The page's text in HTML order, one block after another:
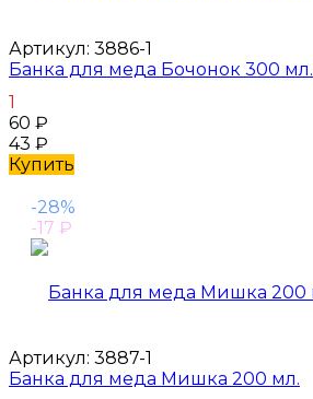
Артикул: 3886-1
Банка для меда Бочонок 300 мл.
1
60 ₽
43 ₽
Купить
-28%
-17 ₽
Артикул: 3887-1
Банка для меда Мишка 200 мл.